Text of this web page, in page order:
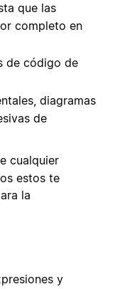
que las
completo en
de código de
diagramas
de
cualquier
estos te
la
y